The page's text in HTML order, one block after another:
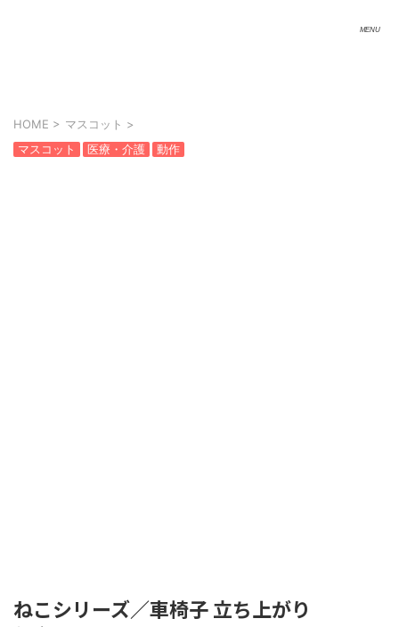
HOME > マスコット >
マスコット
医療・介護 動作
ねこシリーズ／車椅子 立ち上がり